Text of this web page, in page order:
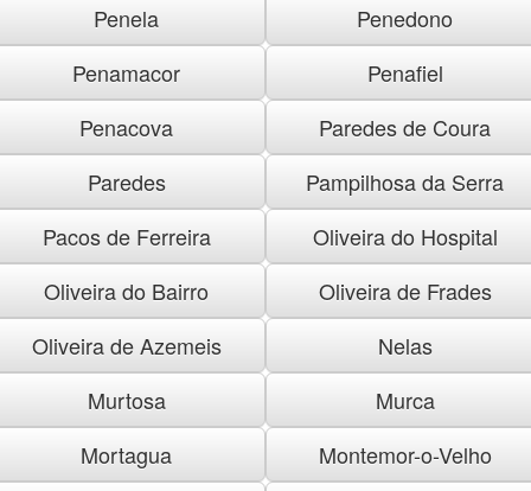
Penela
Penedono
Penamacor
Penafiel
Penacova
Paredes de Coura
Paredes
Pampilhosa da Serra
Pacos de Ferreira
Oliveira do Hospital
Oliveira do Bairro
Oliveira de Frades
Oliveira de Azemeis
Nelas
Murtosa
Murca
Mortagua
Montemor-o-Velho